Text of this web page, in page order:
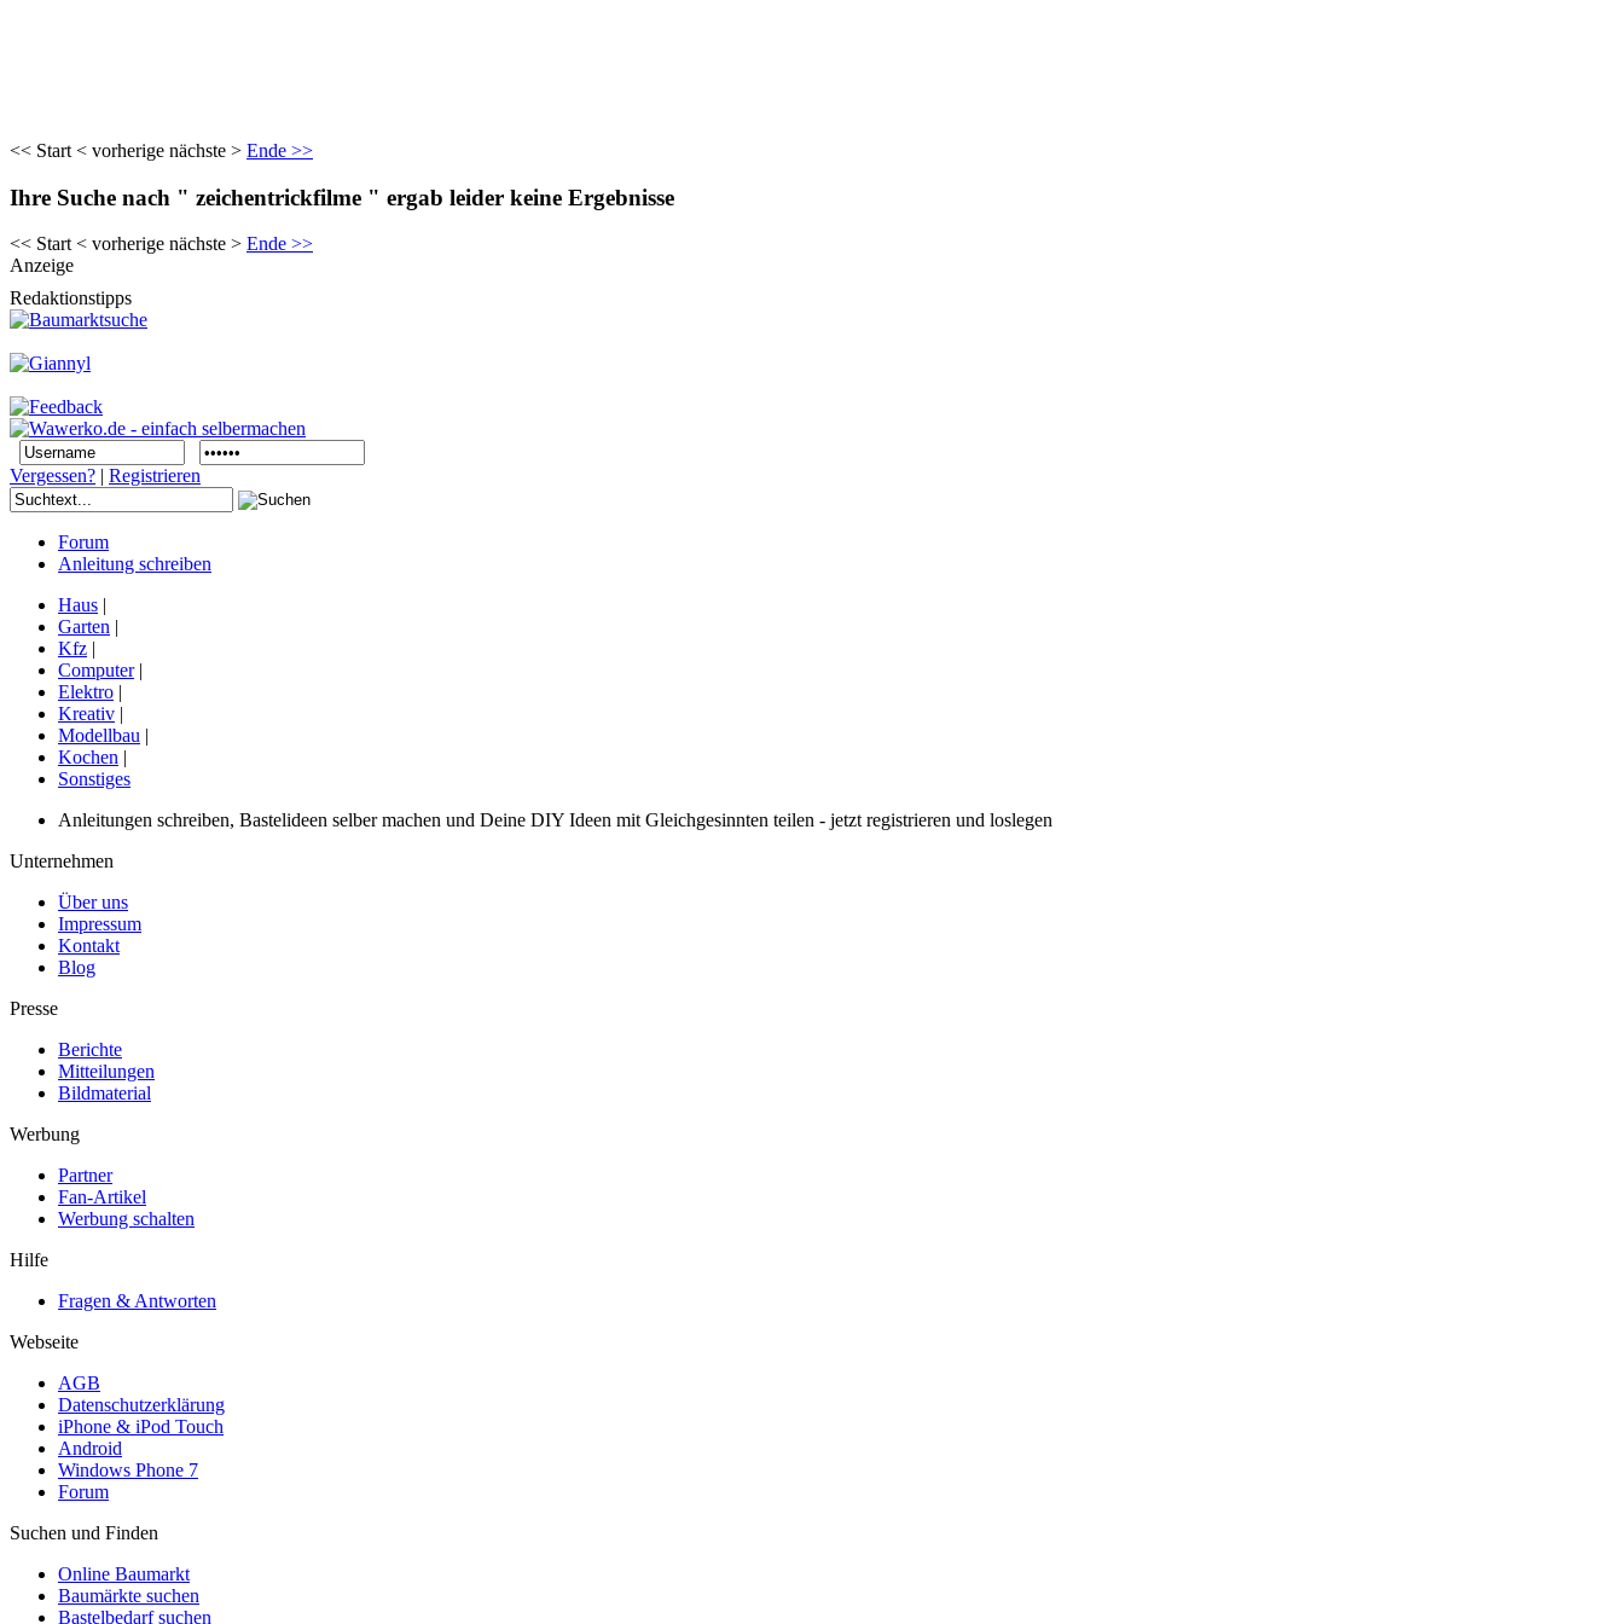
<< Start < vorherige nächste > Ende >>
Ihre Suche nach " zeichentrickfilme " ergab leider keine Ergebnisse
<< Start < vorherige nächste > Ende >>
Anzeige
Redaktionstipps
Vergessen? | Registrieren
Forum
Anleitung schreiben
Haus |
Garten |
Kfz |
Computer|
Elektro |
Kreativ |
Modellbau |
Kochen |
Sonstiges
Anleitungen schreiben, Bastelideen selber machen und Deine DIY Ideen mit Gleichgesinnten teilen - jetzt registrieren und loslegen
Unternehmen
Über uns
Impressum
Kontakt
Blog
Presse
Berichte
Mitteilungen
Bildmaterial
Werbung
Partner
Fan-Artikel
Werbung schalten
Hilfe
Fragen & Antworten
Webseite
AGB
Datenschutzerklärung
iPhone & iPod Touch
Android
Windows Phone 7
Forum
Suchen und Finden
Online Baumarkt
Baumärkte suchen
Bastelbedarf suchen